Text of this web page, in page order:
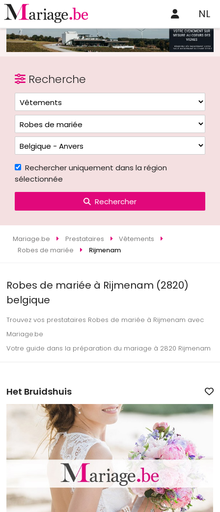
NL
Recherche
Rechercher uniquement dans la région
sélectionnée
Rechercher
Mariage.be Prestataires
Vêtements
Robes de mariée
Rijmenam
Robes de mariée à Rijmenam (2820)
belgique
Trouvez vos prestataires Robes de mariée à Rijmenam avec
Mariage.be
Votre guide dans la préparation du mariage à 2820 Rijmenam
Het Bruidshuis